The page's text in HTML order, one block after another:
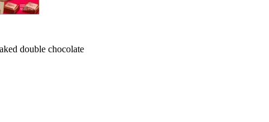
double chocolate